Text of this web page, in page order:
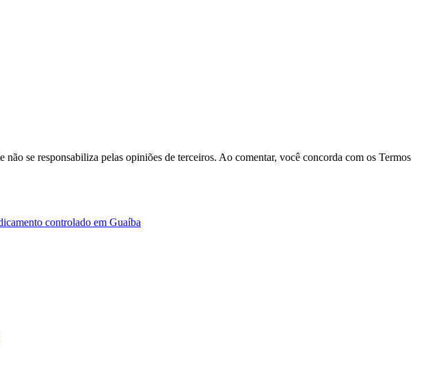
se responsabiliza pelas opiniões de terceiros. Ao comentar, você concorda com os Termos